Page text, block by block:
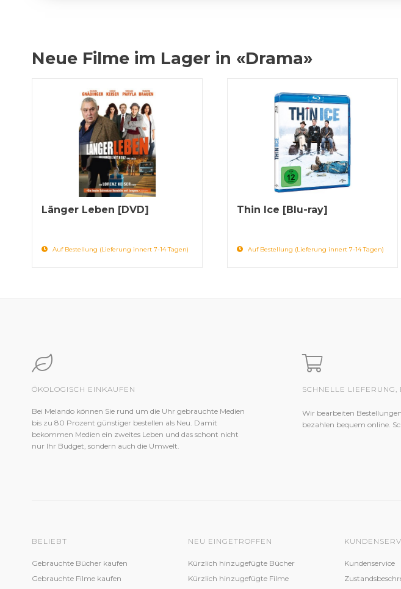
Neue Filme im Lager in «Drama»
Länger Leben [DVD]
Auf Bestellung (Lieferung innert 7-14 Tagen)
Thin Ice [Blu-ray]
Auf Bestellung (Lieferung innert 7-14 Tagen)
ÖKOLOGISCH EINKAUFEN
Bei Melando können Sie rund um die Uhr gebrauchte Medien
bis zu 80 Prozent günstiger bestellen als Neu. Damit
bekommen Medien ein zweites Leben und das schont nicht
nur Ihr Budget, sondern auch die Umwelt.
SCHNELLE
Wir bearbeiten
bezahlen bequem online.
BELIEBT
Gebrauchte Bücher kaufen
Gebrauchte Filme kaufen
NEU EINGETROFFEN
Kürzlich hinzugefügte Bücher
Kürzlich hinzugefügte Filme
Kundenservice